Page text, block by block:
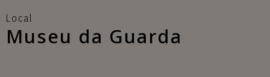
Local
Museu da Guarda